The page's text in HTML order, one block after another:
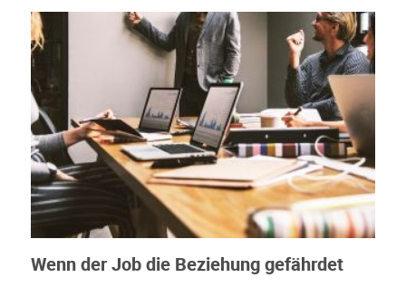
Wenn der Job die Beziehung gefährdet